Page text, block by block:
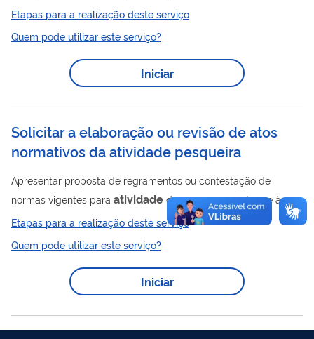
Profissional, é o meio utilizado pelos pescadores profissionais,
com licença em situação DEFERIDA, em todo o país para
solicitar o cancelamento da Licença de Pescador Profissional.
Etapas para a realização deste serviço
Quem pode utilizar este serviço?
Iniciar
Solicitar a elaboração ou revisão de atos
normativos da atividade pesqueira
Apresentar proposta de regramentos ou contestação de
normas vigentes para atividade de pesca no que tange à
competência da Secretaria de Aquicultura e Pesca na gestão
do uso sustentável dos recursos pesqueiros, visando a
sustentabilidade econômica, social e ambiental da
podendo ser encaminhadas por entidades representativa de
classe (conselhos, associações, sindicatos, entre outros) ou
Etapas para a realização deste serviço
Quem pode utilizar este serviço?
Iniciar